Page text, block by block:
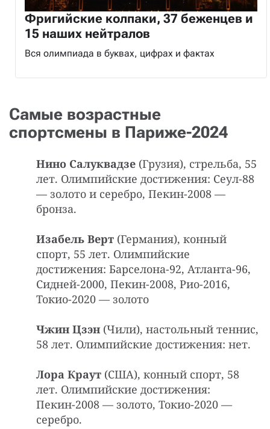
Фригийские колпаки, 37 беженцев и
15 наших нейтралов
Вся олимпиада в буквах, цифрах и фактах
Самые возрастные
спортсмены в Париже-2024
Нино Салуквадзе (Грузия), стрельба, 55
лет. Олимпийские достижения: Сеул-88
— золото и серебро, Пекин-2008 —
бронза.
Изабель Верт (Германия), конный
спорт, 55 лет. Олимпийские
достижения: Барселона-92, Атланта-96,
Сидней-2000, Пекин-2008, Рио-2016,
Токио-2020 — золото
Чжин Цзэн (Чили), настольный теннис,
58 лет. Олимпийские достижения: нет.
Лора Краут (США), конный спорт, 58
лет. Олимпийские достижения:
Пекин-2008 — золото, Токио-2020 —
серебро.